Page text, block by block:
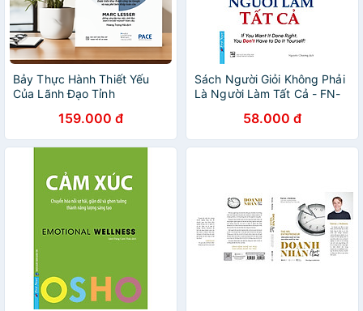
Bảy Thực Hành Thiết Yếu
Của Lãnh Đạo Tỉnh
Mindful Leader) - PACE185
159.000 đ
Sách Người Giỏi Không Phải
Là Người Làm Tất Cả - FN-
58.000 đ